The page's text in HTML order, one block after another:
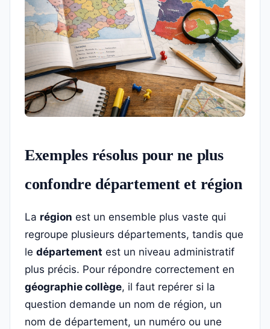
Exemples résolus pour ne plus
confondre département et région
La région est un ensemble plus vaste qui
regroupe plusieurs départements, tandis que
le département est un niveau administratif
plus précis. Pour répondre correctement en
géographie collège, il faut repérer si la
question demande un nom de région, un
nom de département, un numéro ou une